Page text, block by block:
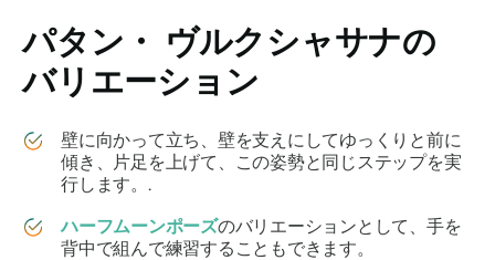
パタン・ ヴルクシャサナの
バリエーション
壁に向かって立ち、壁を支えにしてゆっくりと前に
傾き、片足を上げて、この姿勢と同じステップを実
行します。.
ハーフムーンポーズのバリエーションとして、手を
背中で組んで練習することもできます。